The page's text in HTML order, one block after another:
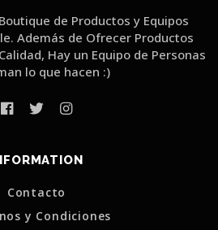
de Productos y Equipos
Además de Ofrecer Productos
Hay un Equipo de Personas
lo que hacen :)
Contacto
y Condiciones